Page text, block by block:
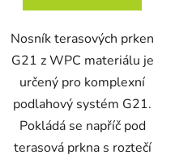
Nosník terasových prken
G21 z WPC materiálu je
určený pro komplexní
podlahový systém G21.
Pokládá se napříč pod
terasová prkna s roztečí